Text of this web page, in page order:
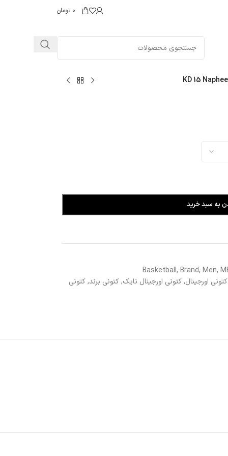
0 تومان
KD 15
به سبد خرید
Basketball, Brand, Men,
اورجینال,کتونی اورجینال نایک,کتونی برند,کتونی